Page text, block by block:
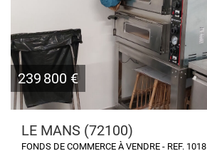
239 800 €
LE MANS (72100)
FONDS DE COMMERCE À VENDRE - REF. 1018